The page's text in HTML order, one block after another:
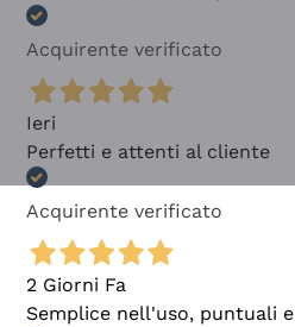
Acquirente verificato
Ieri
Perfetti e attenti al cliente
Acquirente verificato
2 Giorni Fa
Semplice nell'uso, puntuali